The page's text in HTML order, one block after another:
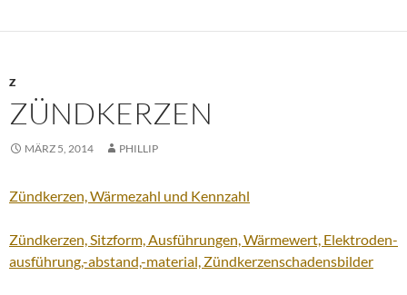
Z
ZÜNDKERZEN
MÄRZ 5, 2014 PHILLIP
Zündkerzen, Wärmezahl und Kennzahl
Zündkerzen, Sitzform, Ausführungen, Wärmewert, Elektroden-
ausführung,-abstand,-material, Zündkerzenschadensbilder